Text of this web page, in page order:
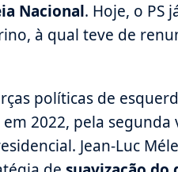
Nacional. Hoje, o PS
à qual teve de
políticas de
2022, pela
Jean-Luc